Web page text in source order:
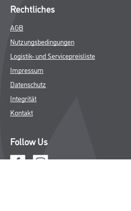
Rechtliches
AGB
Nutzungsbedingungen
Logistik- und Servicepreisliste
Impressum
Datenschutz
Integrität
Kontakt
Follow Us